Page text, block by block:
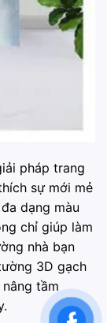
pháp trang
sự mới mẻ
dạng màu
chỉ giúp làm
nhà bạn
3D gạch
tầm